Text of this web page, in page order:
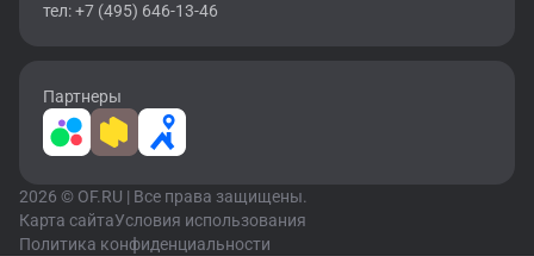
тел: +7 (495) 646-13-46
Партнеры
2026 © OF.RU | Все права защищены.
Карта сайтаУсловия использования
Политика конфиденциальности